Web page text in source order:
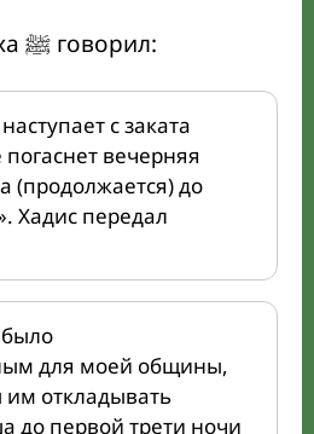
Посланник Аллаха ﷺ говорил:
с заката
вечерняя
(продолжается) до
Хадис передал
было
для моей общины,
им откладывать
до первой трети ночи